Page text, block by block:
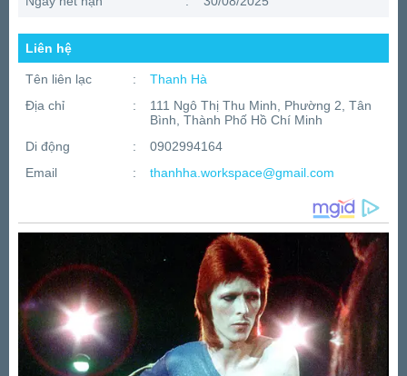
Liên hệ
Tên liên lạc :
Thanh Hà
Địa chỉ
:
111 Ngô Thị Thu Minh, Phường 2, Tân
Bình, Thành Phố Hồ Chí Minh
Di động
:
0902994164
Email
: thanhha.workspace@gmail.com